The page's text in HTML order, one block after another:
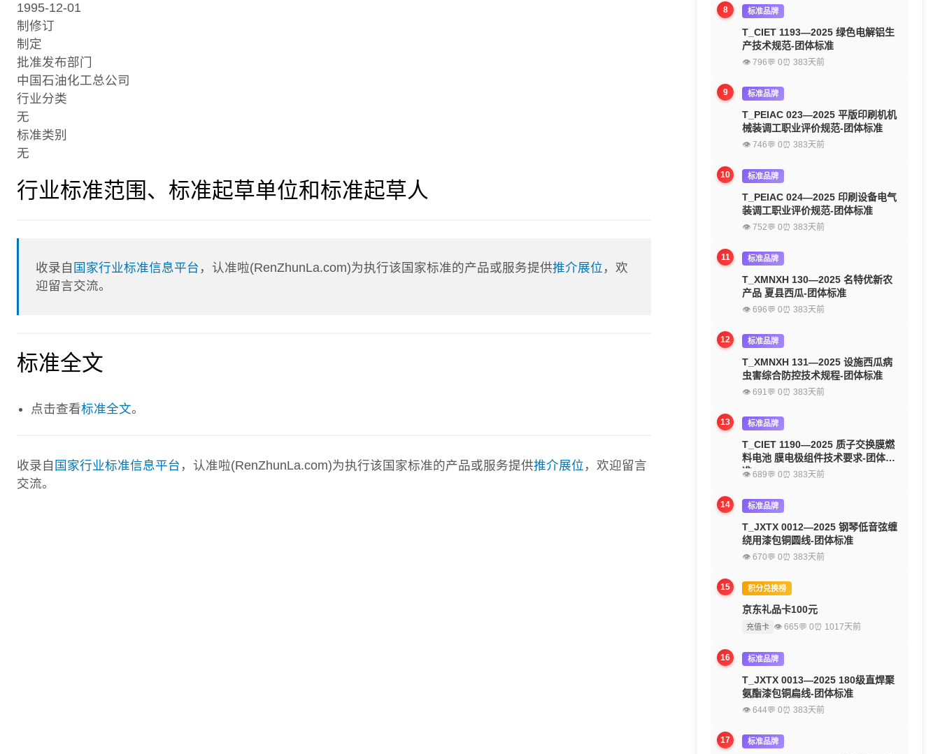
1995-12-01
制修订
制定
批准发布部门
中国石油化工总公司
行业分类
无
标准类别
无
行业标准范围、标准起草单位和标准起草人
收录自 国家行业标准信息平台 ，认准啦(RenZhunLa.com)为执行该国家标准的产品或服务提供推介展位 ，欢
迎留言交流。
标准全文
点击查看标准全文。
收录自 国家行业标准信息平台 ，认准啦(RenZhunLa.com)为执行该国家标准的产品或服务提供推介展位 ，欢迎留言
交流。
8 标准品牌
T_CIET 1193—2025 绿色电解铝生
产技术规范-团体标准
👁 796💬 0⏰ 383天前
9 标准品牌
T_PEIAC 023—2025 平版印刷机机
械装调工职业评价规范-团体标准
👁 746💬 0⏰ 383天前
10 标准品牌
T_PEIAC 024—2025 印刷设备电气
装调工职业评价规范-团体标准
👁 752💬 0⏰ 383天前
11 标准品牌
T_XMNXH 130—2025 名特优新农
产品 夏县西瓜-团体标准
👁 696💬 0⏰ 383天前
12 标准品牌
T_XMNXH 131—2025 设施西瓜病
虫害综合防控技术规程-团体标准
👁 691💬 0⏰ 383天前
13 标准品牌
T_CIET 1190—2025 质子交换膜燃
料电池 膜电极组件技术要求-团体标
准
👁 689💬 0⏰ 383天前
14 标准品牌
T_JXTX 0012—2025 钢琴低音弦缠
绕用漆包铜圆线-团体标准
👁 670💬 0⏰ 383天前
15 积分兑换榜
京东礼品卡100元
充值卡 👁 665💬 0⏰ 1017天前
16 标准品牌
T_JXTX 0013—2025 180级直焊聚
氨酯漆包铜扁线-团体标准
👁 644💬 0⏰ 383天前
17 标准品牌